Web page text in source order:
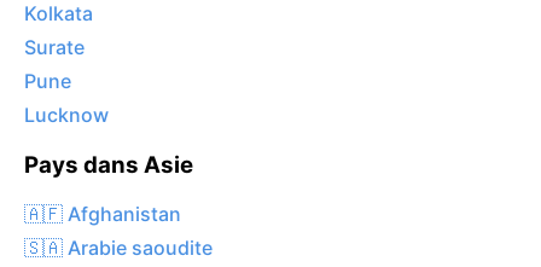
Kolkata
Surate
Pune
Lucknow
Pays dans Asie
🇦🇫 Afghanistan
🇸🇦 Arabie saoudite